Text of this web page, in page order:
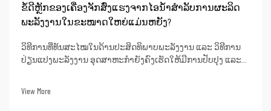
ຂໍ້ດີຫຼັກຂອງເຄື່ອງຈັກສົ່ງແຮງຈາກໄອນ້ຳສຳລັບການຜະລິດ
ພະລັງງານໃນຂະໜາດໃຫຍ່ແມ່ນຫຍັງ?
ວິທີການທີ່ທັນສະໄໝໃນດ້ານປະສິດທິພາບພະລັງງານ ແລະ ວິທີການ
ປ່ຽນແປງພະລັງງານ ອຸດສາຫະກຳຍັງຄົງເຮັດໃຫ້ມີການປັບປຸງ ແລະ
View More